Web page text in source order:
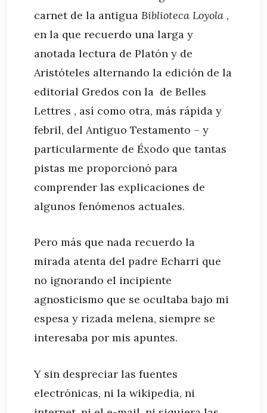
carnet de la antigua Biblioteca Loyola ,
en la que recuerdo una larga y
anotada lectura de Platón y de
Aristóteles alternando la edición de la
editorial Gredos con la de Belles
Lettres , así como otra, más rápida y
febril, del Antiguo Testamento – y
particularmente de Éxodo que tantas
pistas me proporcionó para
comprender las explicaciones de
algunos fenómenos actuales.
Pero más que nada recuerdo la
mirada atenta del padre Echarri que
no ignorando el incipiente
agnosticismo que se ocultaba bajo mi
espesa y rizada melena, siempre se
interesaba por mis apuntes.
Y sin despreciar las fuentes
electrónicas, ni la wikipedia, ni